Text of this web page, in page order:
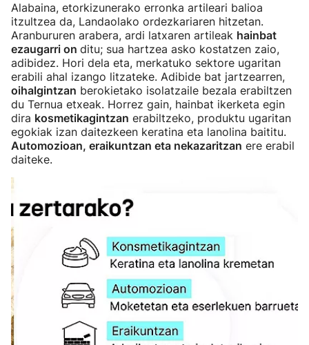
Alabaina, etorkizunerako erronka artileari balioa
itzultzea da, Landaolako ordezkariaren hitzetan.
Aranbururen arabera, ardi latxaren artileak hainbat
ezaugarri on ditu; sua hartzea asko kostatzen zaio,
adibidez. Hori dela eta, merkatuko sektore ugaritan
erabili ahal izango litzateke. Adibide bat jartzearren,
oihalgintzan berokietako isolatzaile bezala erabiltzen
du Ternua etxeak. Horrez gain, hainbat ikerketa egin
dira kosmetikagintzan erabiltzeko, produktu ugaritan
egokiak izan daitezkeen keratina eta lanolina baititu.
Automozioan, eraikuntzan eta nekazaritzan ere erabil
daiteke.